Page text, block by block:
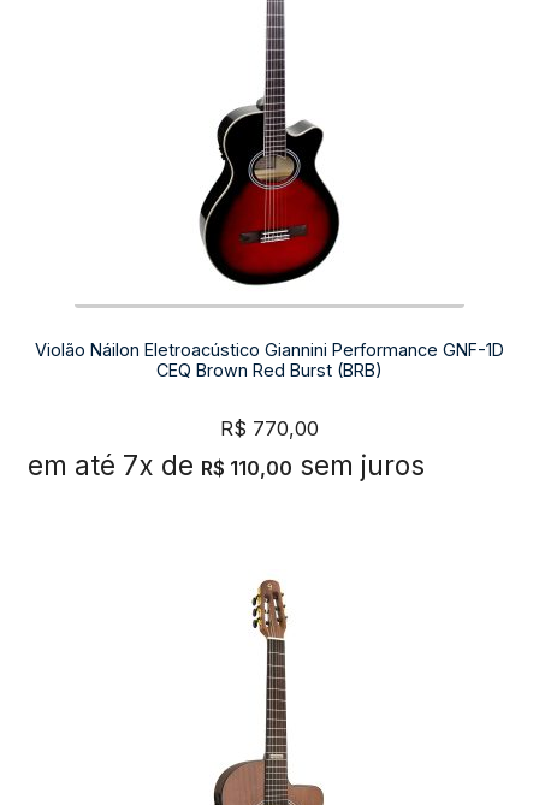
Violão Náilon Eletroacústico Giannini Performance GNF-1D
CEQ Brown Red Burst (BRB)
R$ 770,00
em até 7x de R$ 110,00 sem juros